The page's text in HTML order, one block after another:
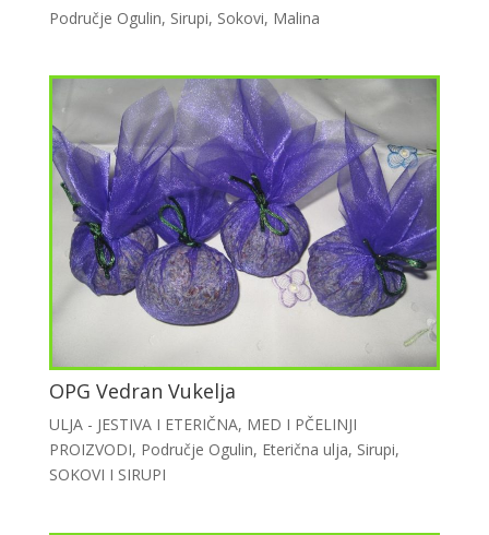
Područje Ogulin, Sirupi, Sokovi, Malina
OPG Vedran Vukelja
ULJA - JESTIVA I ETERIČNA, MED I PČELINJI
PROIZVODI, Područje Ogulin, Eterična ulja, Sirupi,
SOKOVI I SIRUPI